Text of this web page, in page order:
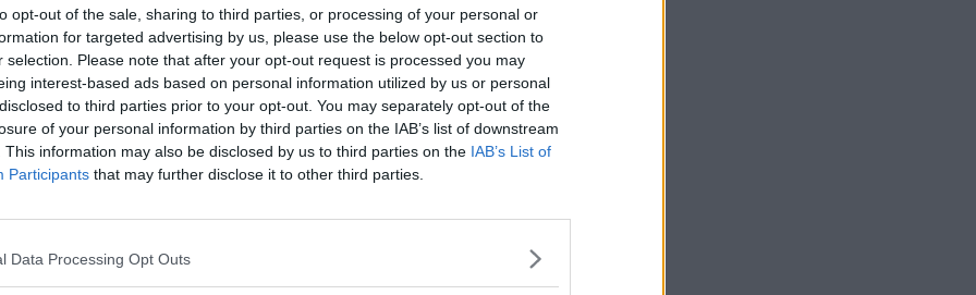
opt-out of the sale, sharing to third parties, or processing of your personal or
for targeted advertising by us, please use the below opt-out section to
selection. Please note that after your opt-out request is processed you may
interest-based ads based on personal information utilized by us or personal
to third parties prior to your opt-out. You may separately opt-out of the
of your personal information by third parties on the IAB’s list of downstream
This information may also be disclosed by us to third parties on the IAB’s List of
Participants that may further disclose it to other third parties.
Data Processing Opt Outs
ute och cyklar och personligen föraktar jag dessa "jag är diskriminerad"-kärringarna från
dem.
ute och cyklar och personligen föraktar jag dessa "jag är diskriminerad"-
äcklad när jag ser dem.
saknar betydelse för bedömningen. I detta fall har kvinnan diskriminerats till följd av
Huruvida klädkoden förbjuder såväl slöja som kippa spelar i den kontexten ingen